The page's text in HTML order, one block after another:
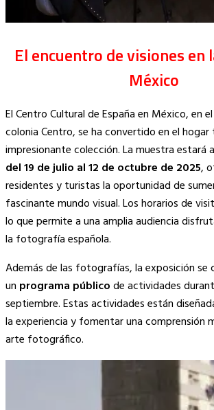
El encuentro de visiones en
México
El Centro Cultural de España en México, en
colonia Centro, se ha convertido en el
impresionante colección. La muestra estará
del 19 de julio al 12 de octubre de 2025,
residentes y turistas la oportunidad de
fascinante mundo visual. Los horarios de
lo que permite a una amplia audiencia
la fotografía española.
Además de las fotografías, la exposición se
un programa públicode actividades
septiembre. Estas actividades están
la experiencia y fomentar una comprensión
arte fotográfico.